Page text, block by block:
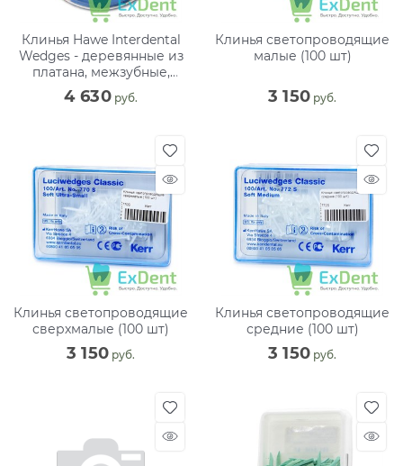
Клинья Hawe Interdental
Wedges - деревянные из
платана, межзубные,
набор ассорти (500 шт)
4 630 руб.
Клинья светопроводящие
малые (100 шт)
3 150 руб.
Клинья светопроводящие
сверхмалые (100 шт)
3 150 руб.
Клинья светопроводящие
средние (100 шт)
3 150 руб.